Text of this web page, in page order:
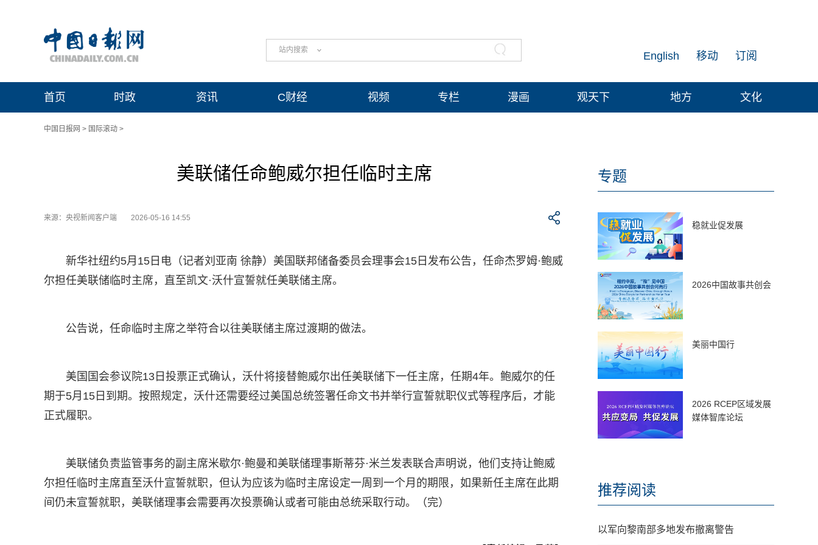
站内搜索 订阅
移动
English
首页 时政 资讯 C财经 视频 专栏 漫画 观天下 地方 文化
中国日报网 > 国际滚动 >
美联储任命鲍威尔担任临时主席
来源：央视新闻客户端 2026-05-16 14:55
新华社纽约5月15日电（记者刘亚南 徐静）美国联邦储备委员会理事会15日发布公告，任命杰罗姆·鲍威
尔担任美联储临时主席，直至凯文·沃什宣誓就任美联储主席。
公告说，任命临时主席之举符合以往美联储主席过渡期的做法。
美国国会参议院13日投票正式确认，沃什将接替鲍威尔出任美联储下一任主席，任期4年。鲍威尔的任
期于5月15日到期。按照规定，沃什还需要经过美国总统签署任命文书并举行宣誓就职仪式等程序后，才能
正式履职。
美联储负责监管事务的副主席米歇尔·鲍曼和美联储理事斯蒂芬·米兰发表联合声明说，他们支持让鲍威
尔担任临时主席直至沃什宣誓就职，但认为应该为临时主席设定一周到一个月的期限，如果新任主席在此期
间仍未宣誓就职，美联储理事会需要再次投票确认或者可能由总统采取行动。（完）
专题
稳就业促发展
2026中国故事共创会
美丽中国行
2026 RCEP区域发展
媒体智库论坛
推荐阅读
以军向黎南部多地发布撤离警告